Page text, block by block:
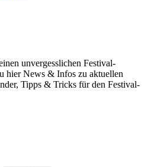
unvergesslichen Festival-
hier News & Infos zu aktuellen
Tipps & Tricks für den Festival-